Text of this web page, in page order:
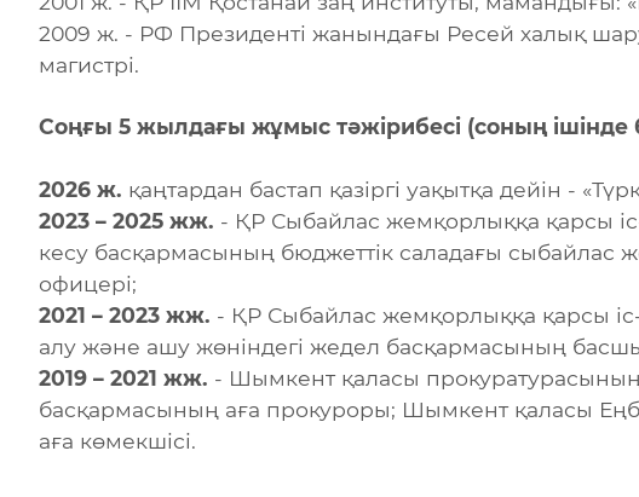
2009 ж. - РФ Президенті жанындағы Ресей халық
магистрі.
Соңғы 5 жылдағы жұмыс тәжірибесі (соның
2026 ж. қаңтардан бастап қазіргі уақытқа дейін -
2023 – 2025 жж. - ҚР Сыбайлас жемқорлыққа қарсы
кесу басқармасының бюджеттік саладағы сыбайлас
офицері;
2021 – 2023 жж. - ҚР Сыбайлас жемқорлыққа қарсы
алу және ашу жөніндегі жедел басқармасының
2019 – 2021 жж. - Шымкент қаласы
басқармасының аға прокуроры; Шымкент қаласы
аға көмекшісі.